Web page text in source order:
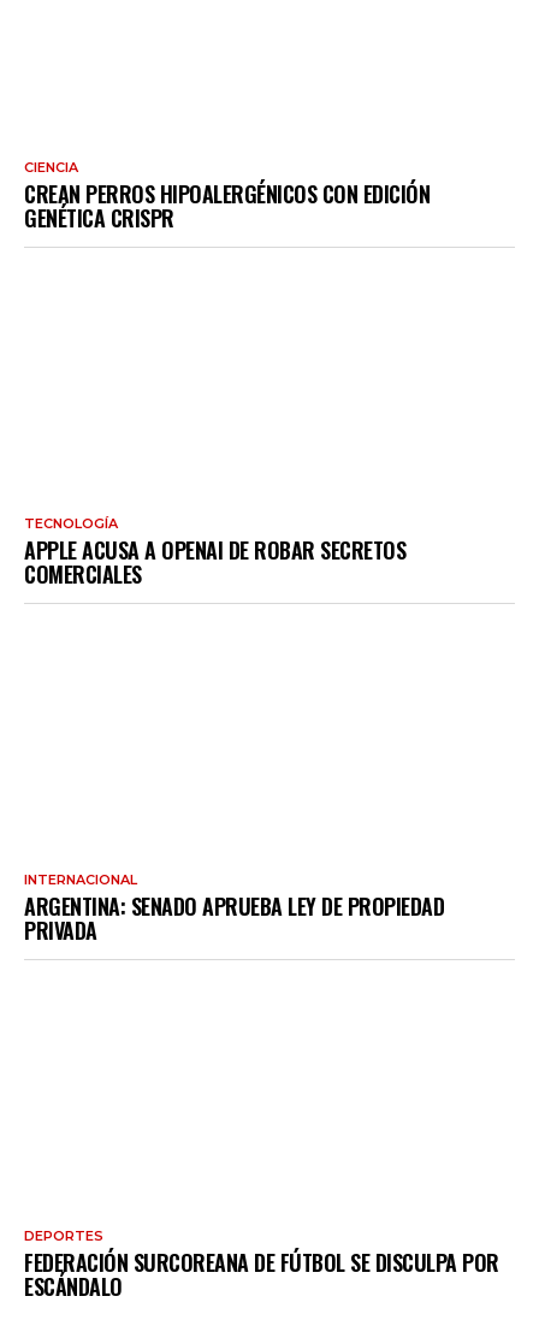
CIENCIA
CREAN PERROS HIPOALERGÉNICOS CON EDICIÓN
GENÉTICA CRISPR
TECNOLOGÍA
APPLE ACUSA A OPENAI DE ROBAR SECRETOS
COMERCIALES
INTERNACIONAL
ARGENTINA: SENADO APRUEBA LEY DE PROPIEDAD
PRIVADA
DEPORTES
FEDERACIÓN SURCOREANA DE FÚTBOL SE DISCULPA POR
ESCÁNDALO